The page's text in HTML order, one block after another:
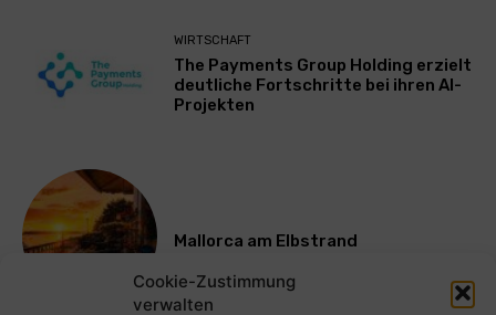
Cookie-Zustimmung
verwalten
WIRTSCHAFT
The Payments Group Holding erzielt
deutliche Fortschritte bei ihren AI-
Projekten
Mallorca am Elbstrand